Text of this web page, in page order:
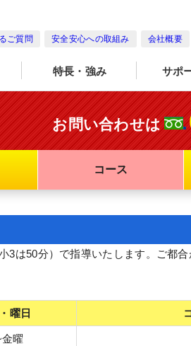
ご質問 安全安心への取組み 会社概要
特長・強み サポ
お問い合わせは
コース
3は50分）で指導いたします。ご都
曜日
金曜